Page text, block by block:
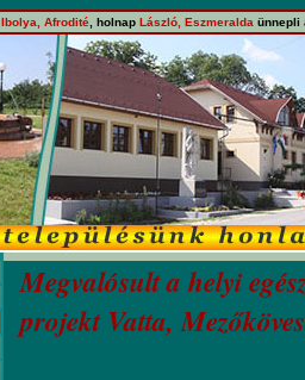
Ibolya, Afrodité , holnap László, Eszmeralda ünnepli
Megvalósult a helyi
projekt Vatta,